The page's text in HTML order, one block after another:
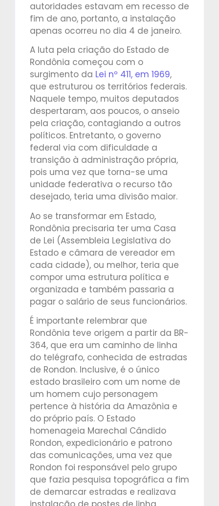
autoridades estavam em recesso de
fim de ano, portanto, a instalação
apenas ocorreu no dia 4 de janeiro.
A luta pela criação do Estado de
Rondônia começou com o
surgimento da Lei nº 411, em 1969,
que estruturou os territórios federais.
Naquele tempo, muitos deputados
despertaram, aos poucos, o anseio
pela criação, contagiando a outros
políticos. Entretanto, o governo
federal via com dificuldade a
transição à administração própria,
pois uma vez que torna-se uma
unidade federativa o recurso tão
desejado, teria uma divisão maior.
Ao se transformar em Estado,
Rondônia precisaria ter uma Casa
de Lei (Assembleia Legislativa do
Estado e câmara de vereador em
cada cidade), ou melhor, teria que
compor uma estrutura política e
organizada e também passaria a
pagar o salário de seus funcionários.
É importante relembrar que
Rondônia teve origem a partir da BR-
364, que era um caminho de linha
do telégrafo, conhecida de estradas
de Rondon. Inclusive, é o único
estado brasileiro com um nome de
um homem cujo personagem
pertence à história da Amazônia e
do próprio país. O Estado
homenageia Marechal Cândido
Rondon, expedicionário e patrono
das comunicações, uma vez que
Rondon foi responsável pelo grupo
que fazia pesquisa topográfica a fim
de demarcar estradas e realizava